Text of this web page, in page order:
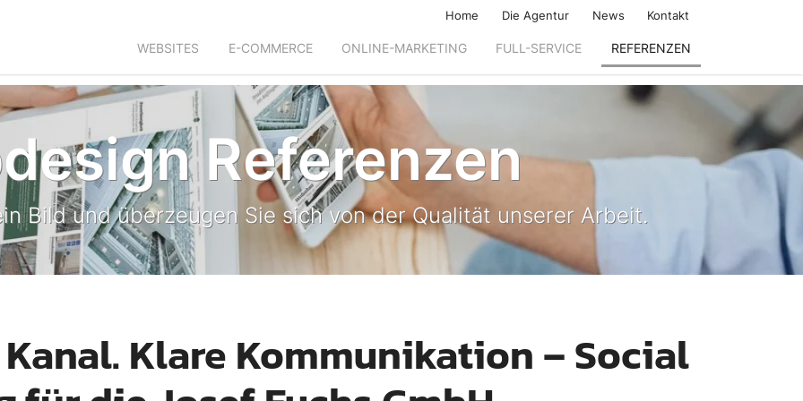
Home Die Agentur News Kontakt
WEBSITES E-COMMERCE ONLINE-MARKETING FULL-SERVICE REFERENZEN
Referenzen
Bild und überzeugen Sie sich von der Qualität unserer Arbeit.
Klare Kommunikation – Social